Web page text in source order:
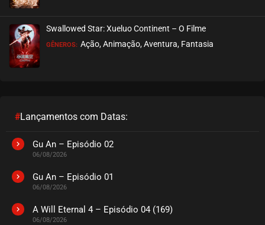
Swallowed Star: Xueluo Continent – O Filme
GÊNEROS: Ação, Animação, Aventura, Fantasia
#Lançamentos com Datas:
Gu An – Episódio 02
06/08/2026
Gu An – Episódio 01
06/08/2026
A Will Eternal 4 – Episódio 04 (169)
06/08/2026